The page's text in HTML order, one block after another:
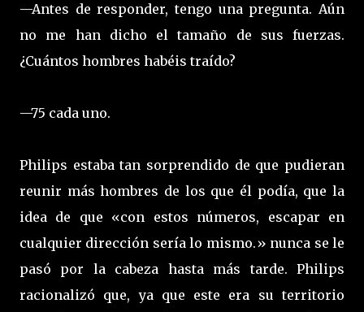
—Antes de responder, tengo una pregunta. Aún
no me han dicho el tamaño de sus fuerzas.
¿Cuántos hombres habéis traído?
—75 cada uno.
Philips estaba tan sorprendido de que pudieran
reunir más hombres de los que él podía, que la
idea de que «con estos números, escapar en
cualquier dirección sería lo mismo.» nunca se le
pasó por la cabeza hasta más tarde. Philips
racionalizó que, ya que este era su territorio